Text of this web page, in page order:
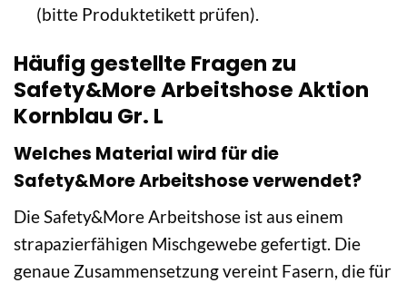
(bitte Produktetikett prüfen).
Häufig gestellte Fragen zu
Safety&More Arbeitshose Aktion
Kornblau Gr. L
Welches Material wird für die
Safety&More Arbeitshose verwendet?
Die Safety&More Arbeitshose ist aus einem
strapazierfähigen Mischgewebe gefertigt. Die
genaue Zusammensetzung vereint Fasern, die für